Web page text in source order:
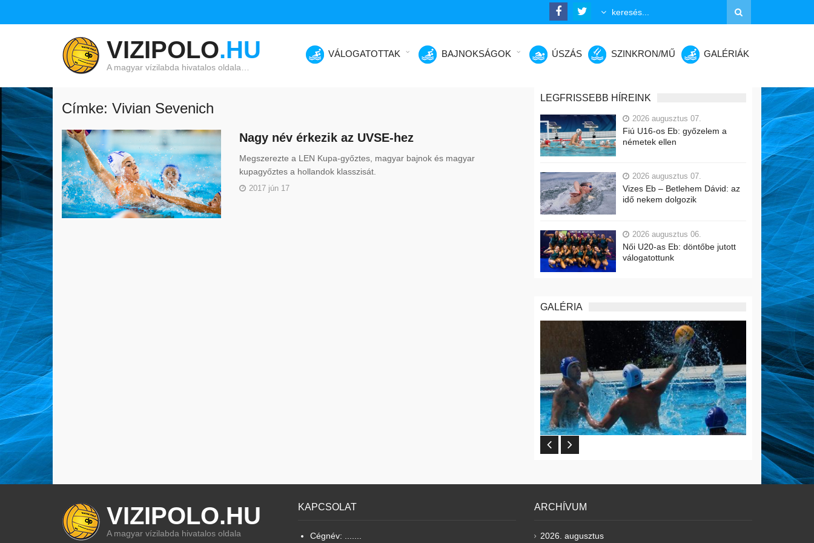
VIZIPOLO.HU
A magyar vízilabda hivatalos oldala…
VÁLOGATOTTAK BAJNOKSÁGOK ÚSZÁS SZINKRON/MŰ GALÉRIÁK
Címke: Vivian Sevenich
Nagy név érkezik az UVSE-hez
Megszerezte a LEN Kupa-győztes, magyar bajnok és magyar
kupagyőztes a hollandok klasszisát.
2017 jún 17
LEGFRISSEBB HÍREINK
2026 augusztus 07.
Fiú U16-os Eb: győzelem a
németek ellen
2026 augusztus 07.
Vizes Eb – Betlehem Dávid: az
idő nekem dolgozik
2026 augusztus 06.
Női U20-as Eb: döntőbe jutott
válogatottunk
GALÉRIA
VIZIPOLO.HU
A magyar vízilabda hivatalos oldala
KAPCSOLAT
Cégnév: .......
ARCHÍVUM
2026. augusztus